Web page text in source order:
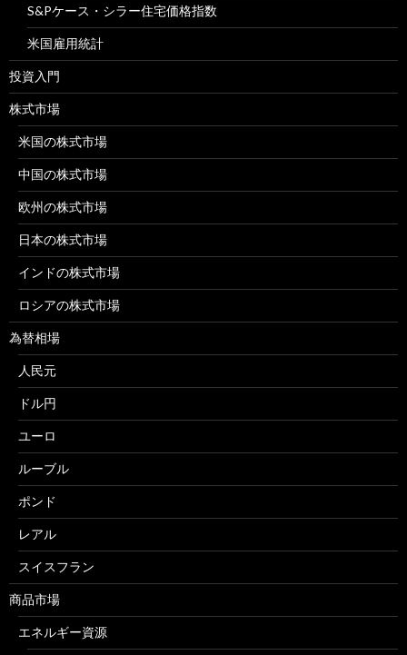
S&Pケース・シラー住宅価格指数
米国雇用統計
投資入門
株式市場
米国の株式市場
中国の株式市場
欧州の株式市場
日本の株式市場
インドの株式市場
ロシアの株式市場
為替相場
人民元
ドル円
ユーロ
ルーブル
ポンド
レアル
スイスフラン
商品市場
エネルギー資源